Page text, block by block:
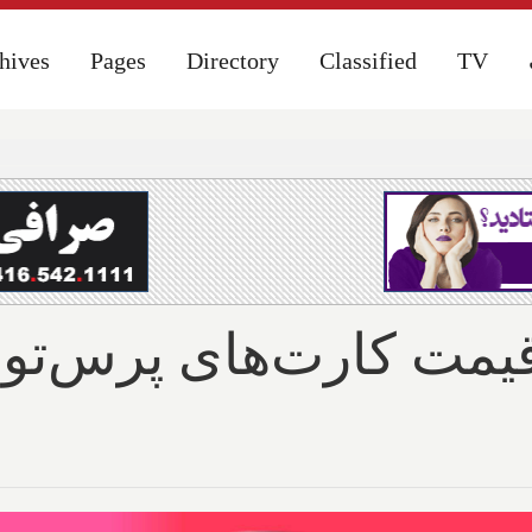
Pages Directory Classified TV
Pages Directory Classified TV
کارت‌های پرس‌تو